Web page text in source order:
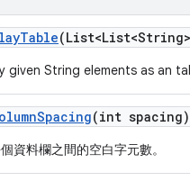
Table
given String elements as an
Spacing(int spacing)
資料欄之間的空白字元數。